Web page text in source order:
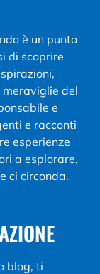
è un punto
di scoprire
del
e
e racconti
esperienze
a esplorare,
ci circonda.
blog, ti